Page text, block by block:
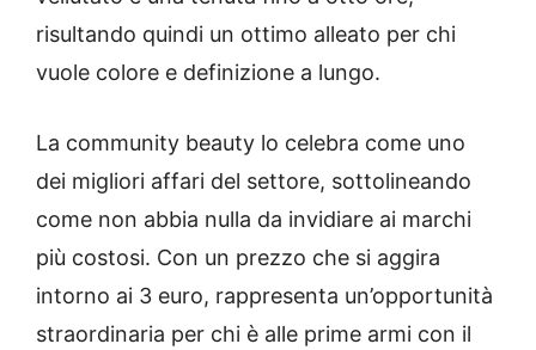
risultando quindi un ottimo alleato per chi
vuole colore e definizione a lungo.
La community beauty lo celebra come uno
dei migliori affari del settore, sottolineando
come non abbia nulla da invidiare ai marchi
più costosi. Con un prezzo che si aggira
intorno ai 3 euro, rappresenta un’opportunità
straordinaria per chi è alle prime armi con il